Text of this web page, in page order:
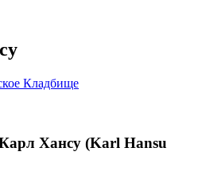
Кладбище
Хансу (Karl Hansu